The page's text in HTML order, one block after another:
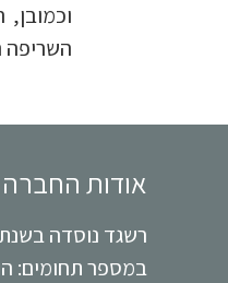
השריפה
אודות החברה
במספר תחומים: